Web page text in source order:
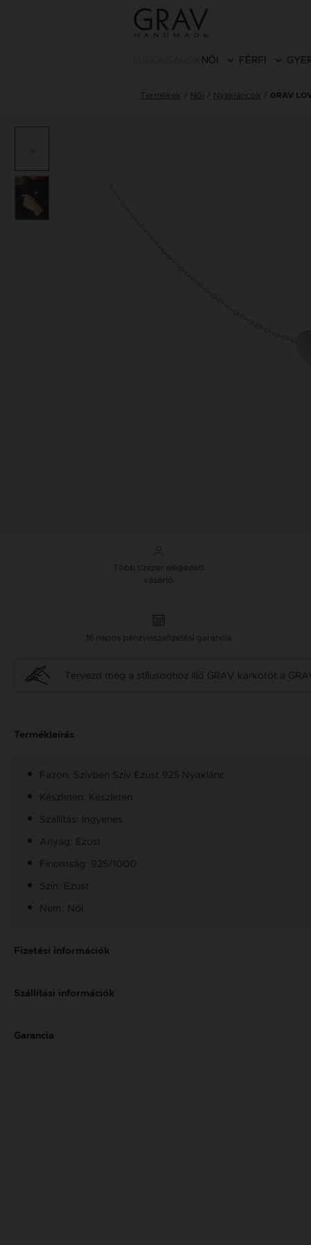
NŐI FÉRFI
Termékek Női Nyakláncok GRAV
Több tízezer elégedett
vásárló
16 napos pénzvisszafizetési garancia
Tervezd meg a stílusodhoz illő GRAV karkötőt a
Termékleírás
Fazon: Szívben Szív Ezüst 925 Nyaklánc
Készleten: Készleten
Szállítás: Ingyenes
Anyag: Ezüst
Finomság: 925/1000
Szín: Ezüst
Nem: Női
Fizetési információk
Szállítási információk
Garancia